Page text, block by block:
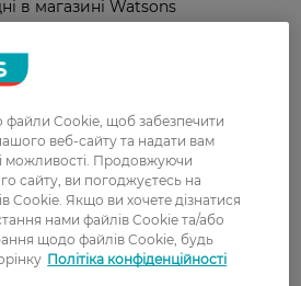
в магазині Watsons
більше
більше
Cookie, щоб забезпечити
веб-сайту та надати вам
можливості. Продовжуючи
сайту, ви погоджуєтесь на
Cookie. Якщо ви хочете дізнатися
нами файлів Cookie та/або
щодо файлів Cookie, будь
Політіка конфіденційності